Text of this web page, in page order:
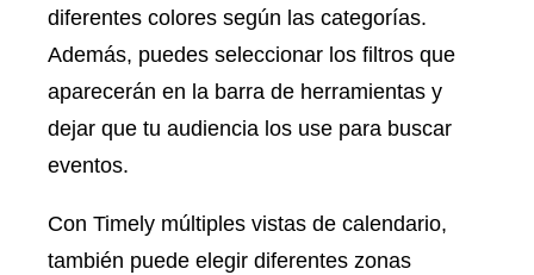
diferentes colores según las categorías.
Además, puedes seleccionar los filtros que
aparecerán en la barra de herramientas y
dejar que tu audiencia los use para buscar
eventos.
Con Timely múltiples vistas de calendario,
también puede elegir diferentes zonas